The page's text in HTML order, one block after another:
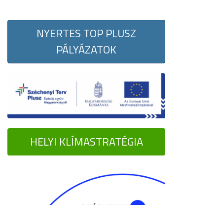
NYERTES TOP PLUSZ
PÁLYÁZATOK
HELYI KLÍMASTRATÉGIA